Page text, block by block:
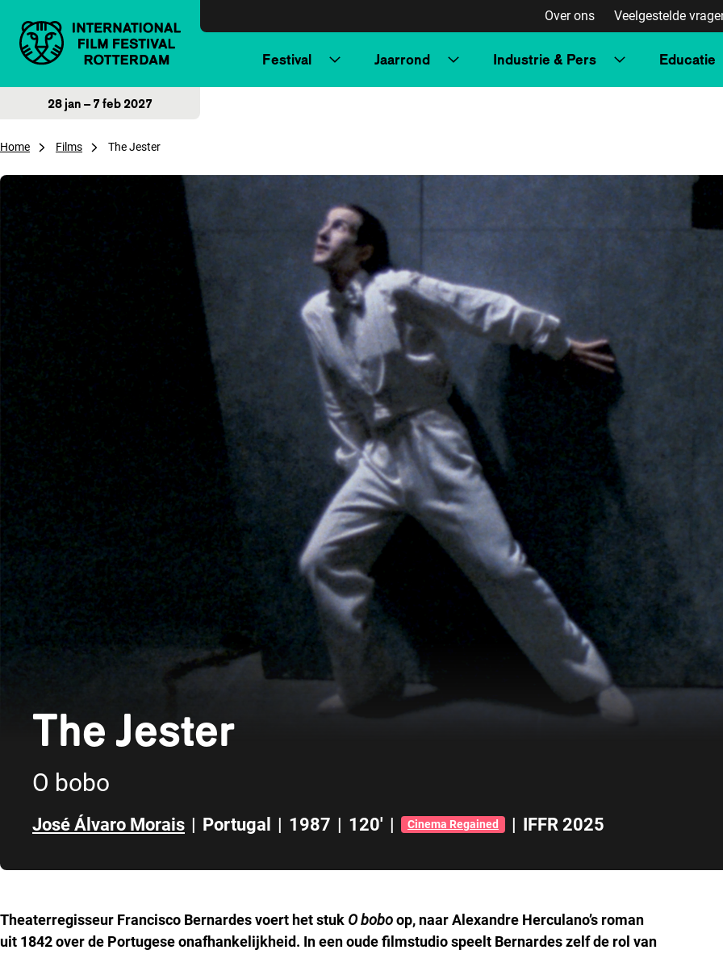
Over ons Veelgestelde
Festival Jaarrond Industrie & Pers Educatie
28 jan – 7 feb 2027
Home Films The Jester
The Jester
O bobo
José Álvaro Morais | Portugal | 1987 | 120' | Cinema Regained | IFFR 2025
Theaterregisseur Francisco Bernardes voert het stuk O boboop, naar Alexandre Herculano’s roman
uit 1842 over de Portugese onafhankelijkheid. In een oude filmstudio speelt Bernardes zelf de rol van